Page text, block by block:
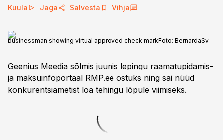
Kuula Jaga Salvesta Vihja
businessman showing virtual approved check markFoto: BernardaSv
Geenius Meedia sõlmis juunis lepingu raamatupidamis-
ja maksuinfoportaal RMP.ee ostuks ning sai nüüd
konkurentsiametist loa tehingu lõpule viimiseks.